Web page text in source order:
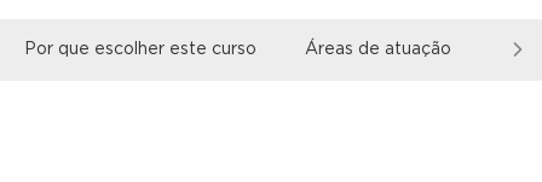
Por que escolher este curso Áreas de atuação